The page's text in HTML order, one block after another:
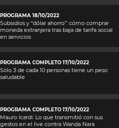
PROGRAMA 18/10/2022
Subsidios y “dólar ahorro”: cómo comprar
moneda extranjera tras baja de tarifa social
en servicios
PROGRAMA COMPLETO 17/10/2022
Sólo 3 de cada 10 personas tiene un peso
saludable
PROGRAMA COMPLETO 17/10/2022
Mauro Icardi: Lo que transmitió con sus
gestos en el live contra Wanda Nara